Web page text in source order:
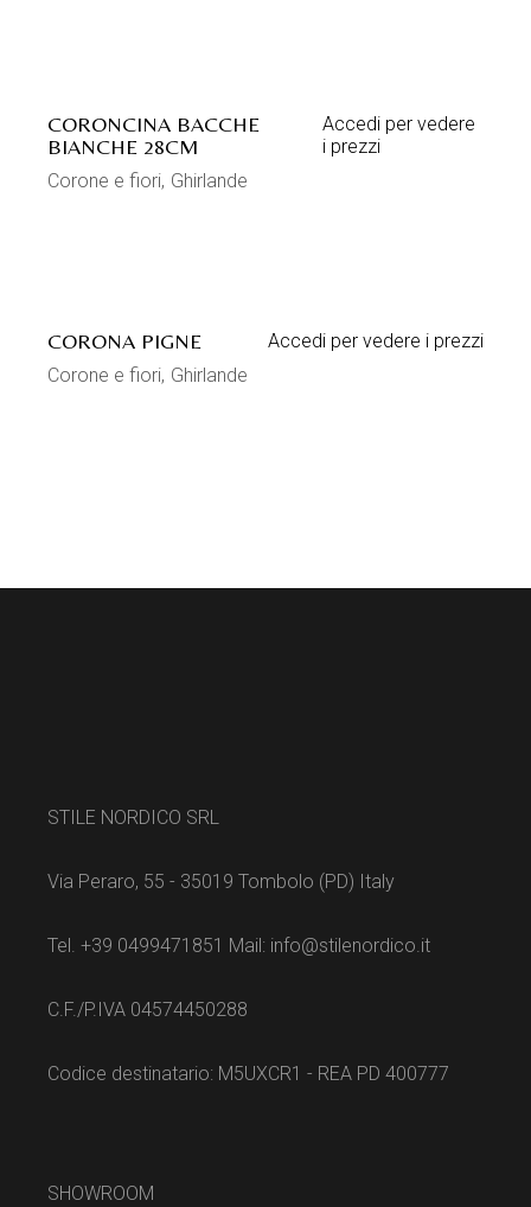
CORONCINA BACCHE
BIANCHE 28CM
Accedi per vedere
i prezzi
Corone e fiori Ghirlande
CORONA PIGNE
Accedi per vedere i prezzi
Corone e fiori Ghirlande
STILE NORDICO SRL
Via Peraro, 55 - 35019 Tombolo (PD) Italy
Tel. +39 0499471851 Mail: info@stilenordico.it
C.F./P.IVA 04574450288
Codice destinatario: M5UXCR1 - REA PD 400777
SHOWROOM